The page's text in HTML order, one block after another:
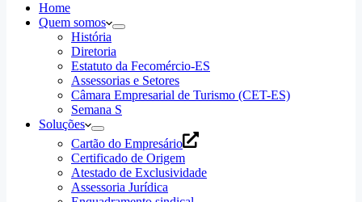
Home
Quem somos
História
Diretoria
Estatuto da Fecomércio-ES
Assessorias e Setores
Câmara Empresarial de Turismo (CET-ES)
Semana S
Soluções
Cartão do Empresário
Certificado de Origem
Atestado de Exclusividade
Assessoria Jurídica